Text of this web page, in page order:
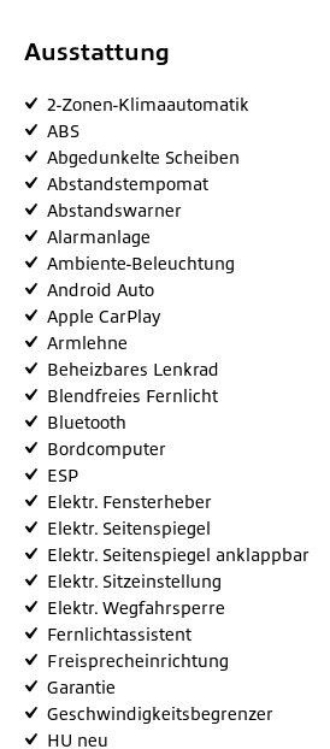
Ausstattung
2-Zonen-Klimaautomatik
ABS
Abgedunkelte Scheiben
Abstandstempomat
Abstandswarner
Alarmanlage
Ambiente-Beleuchtung
Android Auto
Apple CarPlay
Armlehne
Beheizbares Lenkrad
Blendfreies Fernlicht
Bluetooth
Bordcomputer
ESP
Elektr. Fensterheber
Elektr. Seitenspiegel
Elektr. Seitenspiegel anklappbar
Elektr. Sitzeinstellung
Elektr. Wegfahrsperre
Fernlichtassistent
Freisprecheinrichtung
Garantie
Geschwindigkeitsbegrenzer
HU neu